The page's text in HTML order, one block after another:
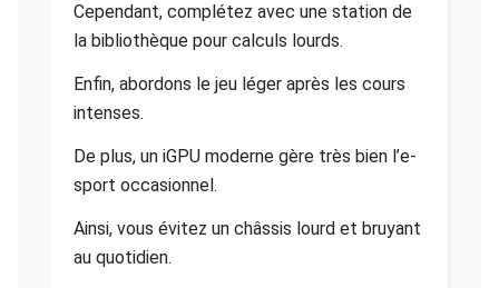
Cependant, complétez avec une station de
la bibliothèque pour calculs lourds.
Enfin, abordons le jeu léger après les cours
intenses.
De plus, un iGPU moderne gère très bien l’e-
sport occasionnel.
Ainsi, vous évitez un châssis lourd et bruyant
au quotidien.